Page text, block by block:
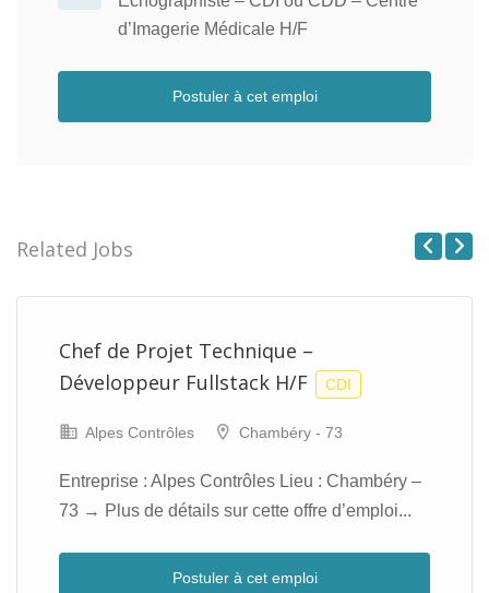
d’Imagerie Médicale H/F
Postuler à cet emploi
Related Jobs
Chef de Projet Technique –
Développeur Fullstack H/F
CDI
Alpes Contrôles Chambéry - 73
Entreprise : Alpes Contrôles Lieu : Chambéry –
73 → Plus de détails sur cette offre d’emploi...
Postuler à cet emploi